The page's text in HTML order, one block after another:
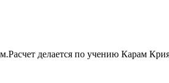
делается по учению Карам